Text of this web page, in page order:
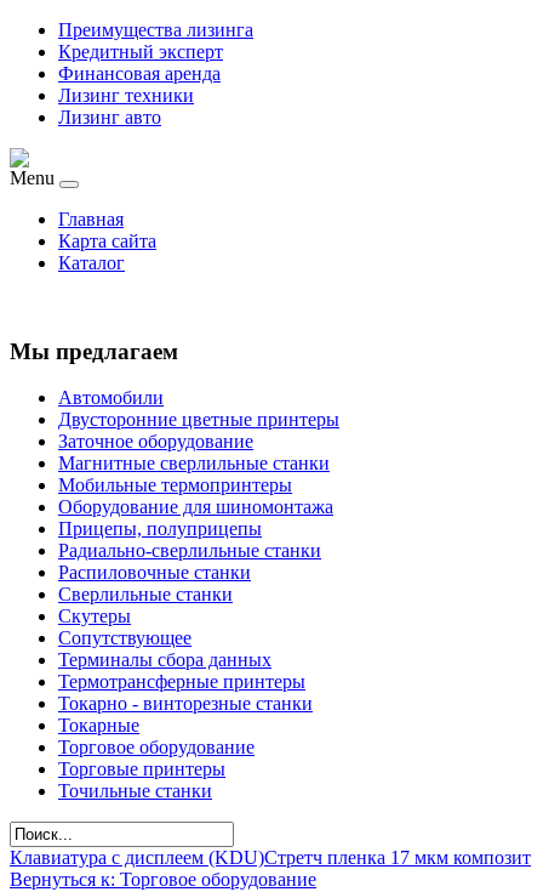
Преимущества лизинга
Кредитный эксперт
Финансовая аренда
Лизинг техники
Лизинг авто
Menu
Главная
Карта сайта
Каталог
Мы предлагаем
Автомобили
Двусторонние цветные принтеры
Заточное оборудование
Магнитные сверлильные станки
Мобильные термопринтеры
Оборудование для шиномонтажа
Прицепы, полуприцепы
Радиально-сверлильные станки
Распиловочные станки
Сверлильные станки
Скутеры
Сопутствующее
Терминалы сбора данных
Термотрансферные принтеры
Токарно - винторезные станки
Токарные
Торговое оборудование
Торговые принтеры
Точильные станки
Клавиатура с дисплеем (KDU)Стретч пленка 17 мкм композит
Вернуться к: Торговое оборудование